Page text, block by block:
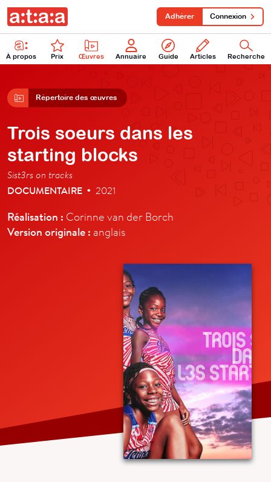
À propos Prix Œuvres Annuaire Guide Articles Recherche
Adhérer Connexion
Répertoire des œuvres
Trois soeurs dans les
starting blocks
Sist3rs on tracks
DOCUMENTAIRE • 2021
Réalisation : Corinne van der Borch
Version originale : anglais